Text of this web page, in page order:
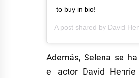
to buy in bio!
A post shared by David
Además, Selena se
el actor David